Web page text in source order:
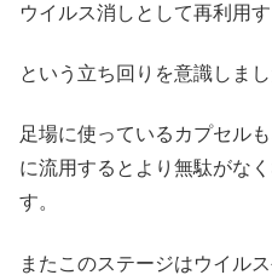
ウイルス消しとして再利用
という立ち回りを意識しまし
足場に使っているカプセル
に流用するとより無駄がな
す。
またこのステージはウイル